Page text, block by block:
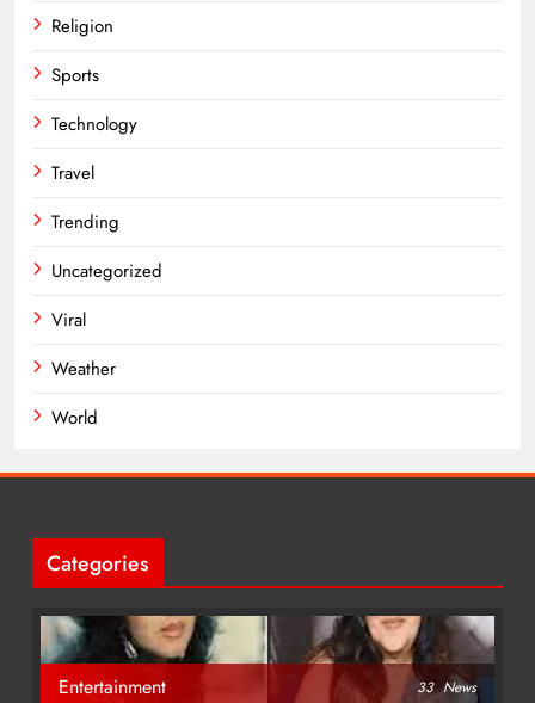
Religion
Sports
Technology
Travel
Trending
Uncategorized
Viral
Weather
World
Categories
Entertainment 33 News